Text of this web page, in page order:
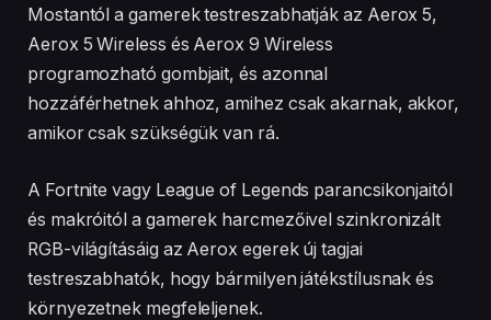
#gaming #gamingsetup #follow #following #techtok
#technology #case #gamergirl #new #good #goodthing
#goodday #lonly #lonely #lonelylife #dream
#dreamsetup #gamingsetup #gamingdreams #dreams
#happyathome #respect #gift #giftideas #giftofgame
#gifted #giftidea #lovest #forever #story #storytime
#lifestyle #lifehacks #lifetips #lifelessons #lifehackvideo
#moment #moments #besttime #surprise #surprisegift
#fejlődés #buildpc #buildpcgaming #kihívás #challenge
#foryoupage
Mostantól a gamerek testreszabhatják az Aerox 5,
Aerox 5 Wireless és Aerox 9 Wireless
programozható gombjait, és azonnal
hozzáférhetnek ahhoz, amihez csak akarnak, akkor,
amikor csak szükségük van rá.
A Fortnite vagy League of Legends parancsikonjaitól
és makróitól a gamerek harcmezőivel szinkronizált
RGB-világításáig az Aerox egerek új tagjai
testreszabhatók, hogy bármilyen játékstílusnak és
környezetnek megfeleljenek.